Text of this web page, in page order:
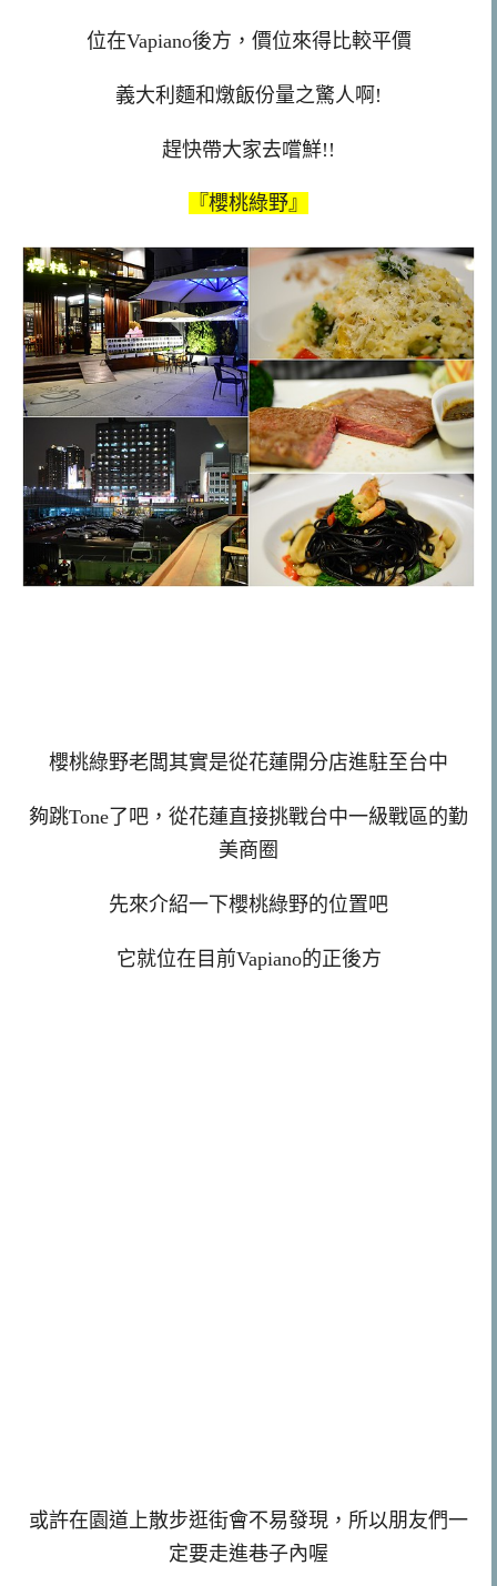
位在Vapiano後方，價位來得比較平價
義大利麵和燉飯份量之驚人啊!
趕快帶大家去嚐鮮!!
『櫻桃綠野』
櫻桃綠野老闆其實是從花蓮開分店進駐至台中
夠跳Tone了吧，從花蓮直接挑戰台中一級戰區的勤
美商圈
先來介紹一下櫻桃綠野的位置吧
它就位在目前Vapiano的正後方
或許在園道上散步逛街會不易發現，所以朋友們一
定要走進巷子內喔